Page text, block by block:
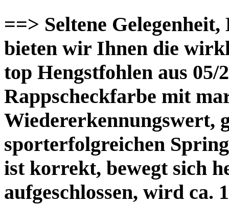
==> Seltene
bieten wir Ihnen die
top Hengstfohlen aus 05/
Rappscheckfarbe mit
Wiedererkennungswert,
sporterfolgreichen
ist korrekt, bewegt sich
aufgeschlossen, wird ca.